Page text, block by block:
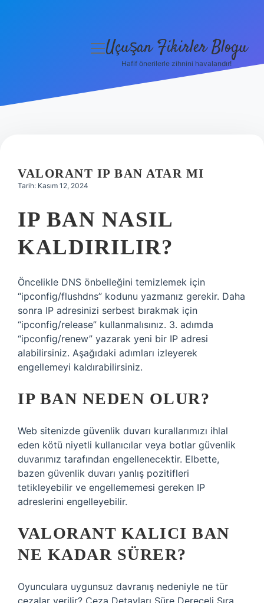
Hakkımızda
menüyü
Uçuşan Fikirler Blogu
Hafif önerilerle zihnini havalandır!
VALORANT IP BAN ATAR MI
Tarih: Kasım 12, 2024
IP BAN NASIL
KALDIRILIR?
Öncelikle DNS önbelleğini temizlemek için
“ipconfig/flushdns” kodunu yazmanız gerekir. Daha
sonra IP adresinizi serbest bırakmak için
“ipconfig/release” kullanmalısınız. 3. adımda
“ipconfig/renew” yazarak yeni bir IP adresi
alabilirsiniz. Aşağıdaki adımları izleyerek
engellemeyi kaldırabilirsiniz.
IP BAN NEDEN OLUR?
Web sitenizde güvenlik duvarı kurallarımızı ihlal
eden kötü niyetli kullanıcılar veya botlar güvenlik
duvarımız tarafından engellenecektir. Elbette,
bazen güvenlik duvarı yanlış pozitifleri
tetikleyebilir ve engellememesi gereken IP
adreslerini engelleyebilir.
VALORANT KALICI BAN
NE KADAR SÜRER?
Oyunculara uygunsuz davranış nedeniyle ne tür
cezalar verilir? Ceza Detayları Süre Dereceli Sıra